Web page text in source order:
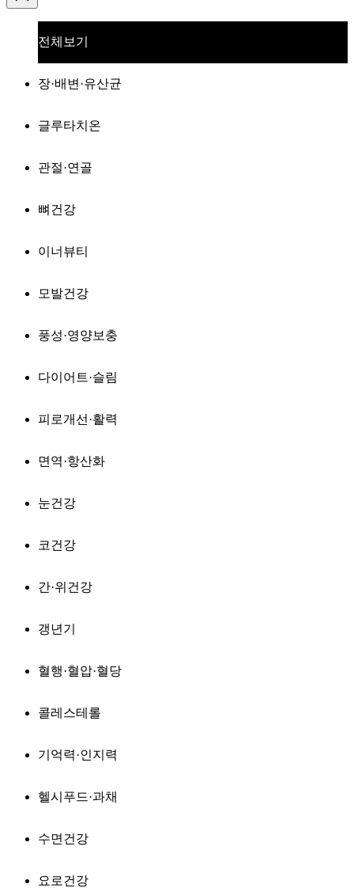
전체보기
장·배변·유산균
글루타치온
관절·연골
뼈건강
이너뷰티
모발건강
풍성·영양보충
다이어트·슬림
피로개선·활력
면역·항산화
눈건강
코건강
간·위건강
갱년기
혈행·혈압·혈당
콜레스테롤
기억력·인지력
헬시푸드·과채
수면건강
요로건강